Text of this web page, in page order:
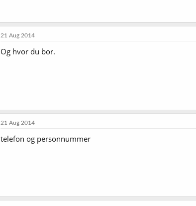
21 Aug 2014
Og hvor du bor.
21 Aug 2014
telefon og personnummer